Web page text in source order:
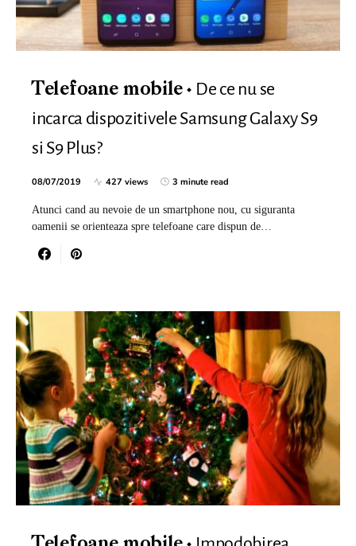
Telefoane mobile
De ce nu se
incarca dispozitivele Samsung Galaxy S9
si S9 Plus?
08/07/2019 427 views 3 minute read
Atunci cand au nevoie de un smartphone nou, cu siguranta
oamenii se orienteaza spre telefoane care dispun de…